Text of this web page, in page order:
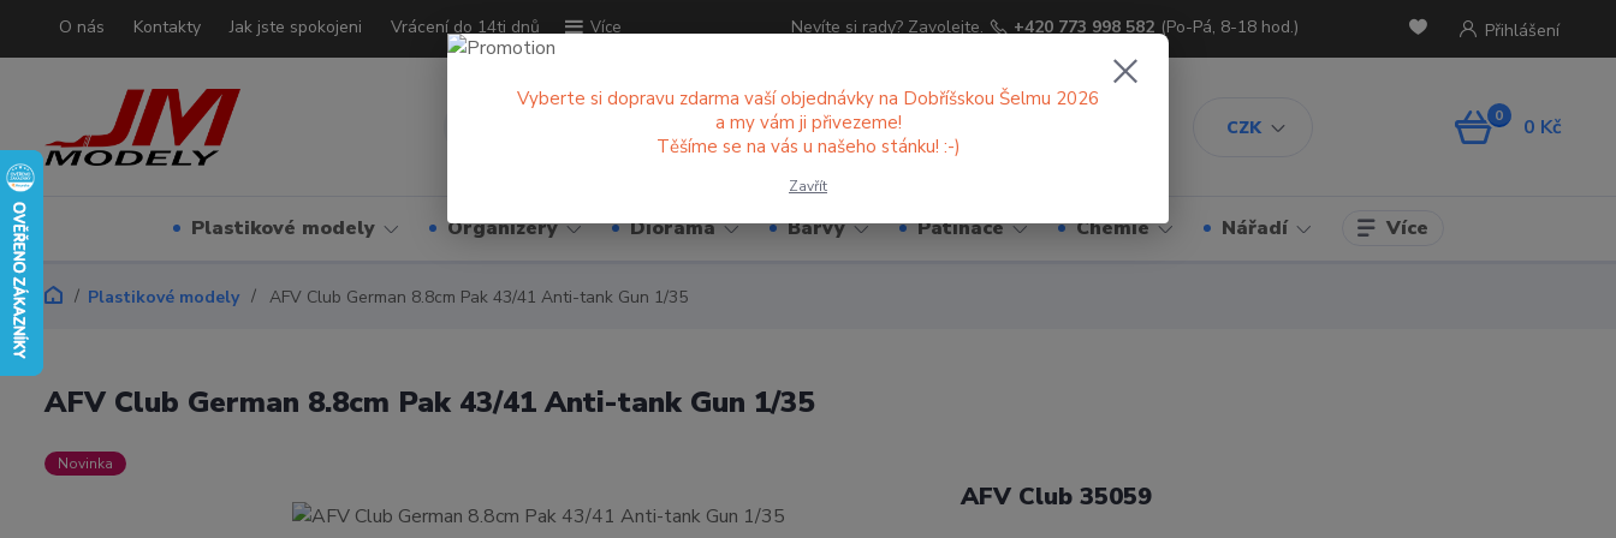
O nás Kontakty Jak jste spokojeni Vrácení do 14ti dnů Více
CZK
Přihlášení
Nevíte si rady? Zavolejte. +420 773 998 582 (Po-Pá, 8-18 hod.)
0 0 Kč
Plastikové modely Organizéry Diorama Barvy Patinace Chemie Nářadí Více
Plastikové modely AFV Club German 8.8cm Pak 43/41 Anti-tank Gun 1/35
AFV Club German 8.8cm Pak 43/41 Anti-tank Gun 1/35
Novinka
AFV Club 35059
Vyberte si dopravu zdarma vaší objednávky na Dobříšskou Šelmu 2026
a my vám ji přivezeme!
Těšíme se na vás u našeho stánku! :-)
Zavřít